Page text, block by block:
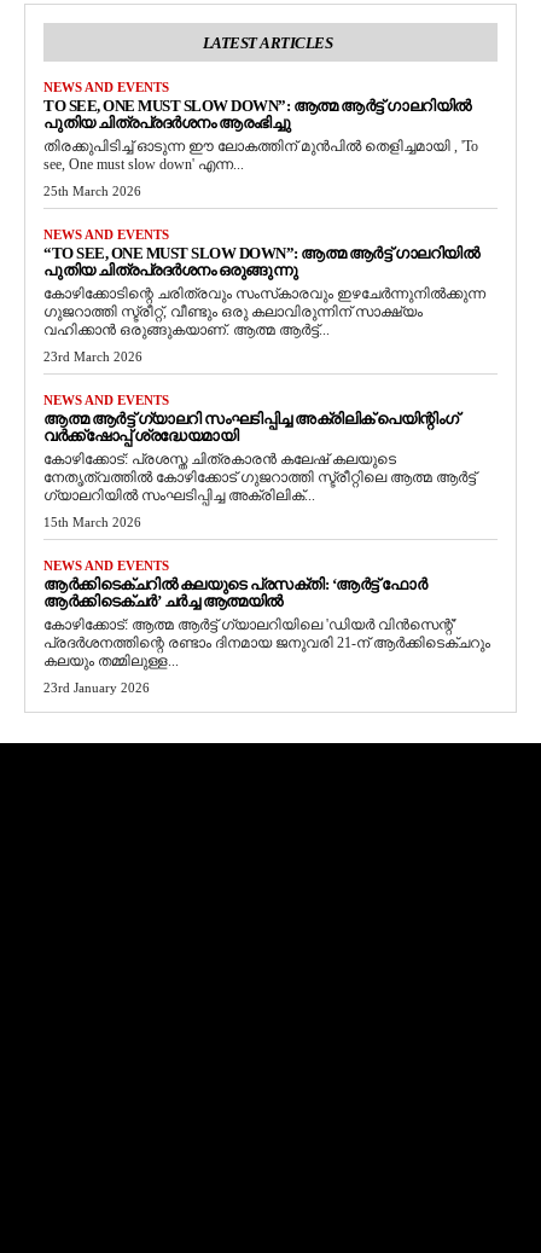
LATEST ARTICLES
NEWS AND EVENTS
TO SEE, ONE MUST SLOW DOWN”: ആത്മ ആർട്ട് ഗാലറിയിൽ
പുതിയ ചിത്രപ്രദർശനം ആരംഭിച്ചു
തിരക്കുപിടിച്ച് ഓടുന്ന ഈ ലോകത്തിന് മുൻപിൽ തെളിച്ചമായി , 'To
see, One must slow down' എന്ന...
25th March 2026
NEWS AND EVENTS
“TO SEE, ONE MUST SLOW DOWN”: ആത്മ ആർട്ട് ഗാലറിയിൽ
പുതിയ ചിത്രപ്രദർശനം ഒരുങ്ങുന്നു
കോഴിക്കോടിന്റെ ചരിത്രവും സംസ്‌കാരവും ഇഴചേർന്നുനിൽക്കുന്ന
ഗുജറാത്തി സ്ട്രീറ്റ്, വീണ്ടും ഒരു കലാവിരുന്നിന് സാക്ഷ്യം
വഹിക്കാൻ ഒരുങ്ങുകയാണ്. ആത്മ ആർട്ട്...
23rd March 2026
NEWS AND EVENTS
ആത്മ ആർട്ട് ഗ്യാലറി സംഘടിപ്പിച്ച അക്രിലിക് പെയിന്റിംഗ്
വർക്ക്‌ഷോപ്പ് ശ്രദ്ധേയമായി
കോഴിക്കോട്: പ്രശസ്ത ചിത്രകാരൻ കലേഷ് കലയുടെ
നേതൃത്വത്തിൽ കോഴിക്കോട് ഗുജറാത്തി സ്ട്രീറ്റിലെ ആത്മ ആർട്ട്
ഗ്യാലറിയിൽ സംഘടിപ്പിച്ച അക്രിലിക്...
15th March 2026
NEWS AND EVENTS
ആർക്കിടെക്ചറിൽ കലയുടെ പ്രസക്തി: ‘ആർട്ട് ഫോർ
ആർക്കിടെക്ചർ’ ചർച്ച ആത്മയിൽ
​കോഴിക്കോട്: ആത്മ ആർട്ട് ഗ്യാലറിയിലെ 'ഡിയർ വിൻസെന്റ്'
പ്രദർശനത്തിന്റെ രണ്ടാം ദിനമായ ജനുവരി 21-ന് ആർക്കിടെക്ചറും
കലയും തമ്മിലുള്ള...
23rd January 2026